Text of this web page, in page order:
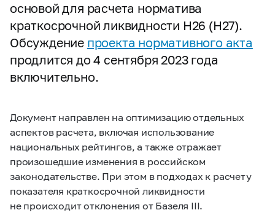
основой для расчета норматива
краткосрочной ликвидности Н26 (Н27).
Обсуждение проекта нормативного акта
продлится до 4 сентября 2023 года
включительно.
Документ направлен на оптимизацию отдельных
аспектов расчета, включая использование
национальных рейтингов, а также отражает
произошедшие изменения в российском
законодательстве. При этом в подходах к расчету
показателя краткосрочной ликвидности
не происходит отклонения от Базеля III.